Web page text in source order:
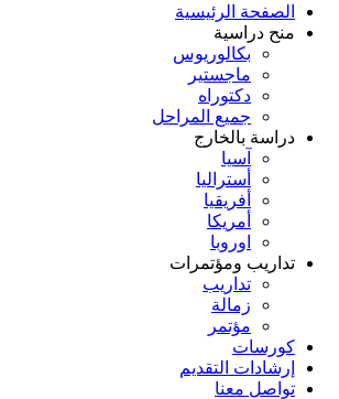
الصفحة الرئيسية
منح دراسية
بكالوريوس
ماجستير
دكتوراه
جميع المراحل
دراسة بالخارج
آسيا
أستراليا
أفريقيا
أمريكا
اوروبا
تداريب ومؤتمرات
تداريب
زمالة
مؤتمر
كورسات
إرشادات التقديم
تواصل معنا